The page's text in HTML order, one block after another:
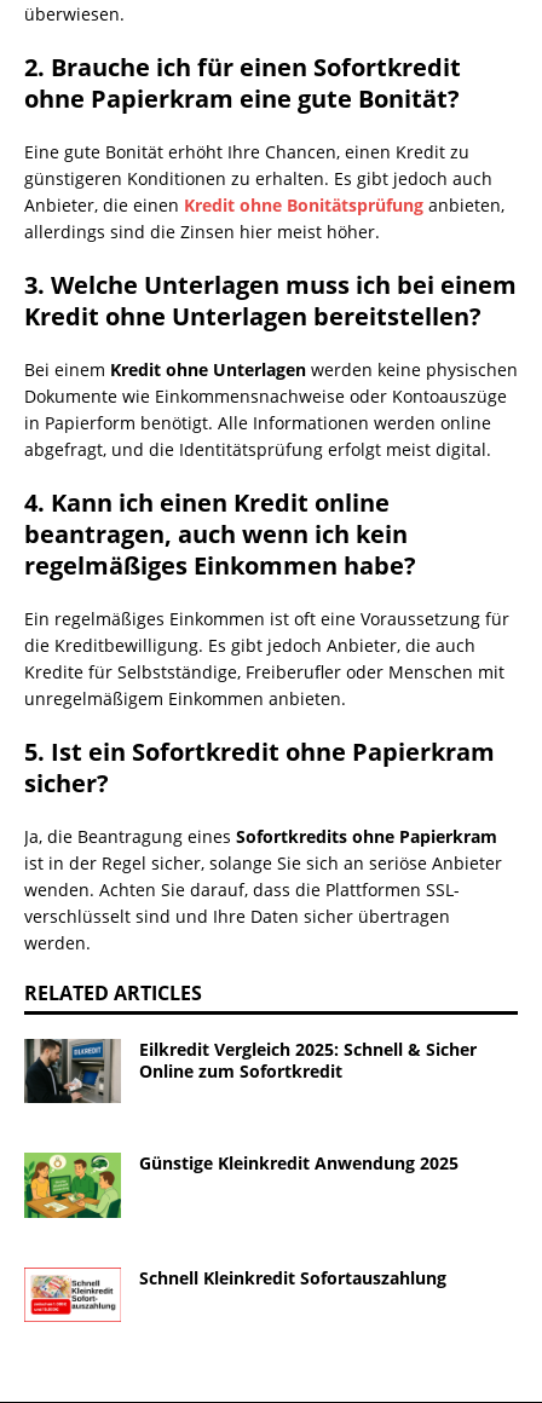
überwiesen.
2. Brauche ich für einen Sofortkredit
ohne Papierkram eine gute Bonität?
Eine gute Bonität erhöht Ihre Chancen, einen Kredit zu
günstigeren Konditionen zu erhalten. Es gibt jedoch auch
Anbieter, die einen Kredit ohne Bonitätsprüfung anbieten,
allerdings sind die Zinsen hier meist höher.
3. Welche Unterlagen muss ich bei einem
Kredit ohne Unterlagen bereitstellen?
Bei einem Kredit ohne Unterlagen werden keine physischen
Dokumente wie Einkommensnachweise oder Kontoauszüge
in Papierform benötigt. Alle Informationen werden online
abgefragt, und die Identitätsprüfung erfolgt meist digital.
4. Kann ich einen Kredit online
beantragen, auch wenn ich kein
regelmäßiges Einkommen habe?
Ein regelmäßiges Einkommen ist oft eine Voraussetzung für
die Kreditbewilligung. Es gibt jedoch Anbieter, die auch
Kredite für Selbstständige, Freiberufler oder Menschen mit
unregelmäßigem Einkommen anbieten.
5. Ist ein Sofortkredit ohne Papierkram
sicher?
Ja, die Beantragung eines Sofortkredits ohne Papierkram
ist in der Regel sicher, solange Sie sich an seriöse Anbieter
wenden. Achten Sie darauf, dass die Plattformen SSL-
verschlüsselt sind und Ihre Daten sicher übertragen
werden.
RELATED ARTICLES
Eilkredit Vergleich 2025: Schnell & Sicher
Online zum Sofortkredit
Günstige Kleinkredit Anwendung 2025
Schnell Kleinkredit Sofortauszahlung